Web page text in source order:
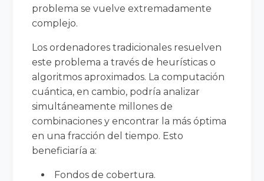
problema se vuelve extremadamente
complejo.
Los ordenadores tradicionales resuelven
este problema a través de heurísticas o
algoritmos aproximados. La computación
cuántica, en cambio, podría analizar
simultáneamente millones de
combinaciones y encontrar la más óptima
en una fracción del tiempo. Esto
beneficiaría a:
Fondos de cobertura.